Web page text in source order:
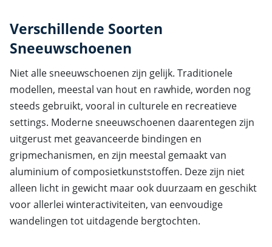
Verschillende Soorten
Sneeuwschoenen
Niet alle sneeuwschoenen zijn gelijk. Traditionele
modellen, meestal van hout en rawhide, worden nog
steeds gebruikt, vooral in culturele en recreatieve
settings. Moderne sneeuwschoenen daarentegen zijn
uitgerust met geavanceerde bindingen en
gripmechanismen, en zijn meestal gemaakt van
aluminium of composietkunststoffen. Deze zijn niet
alleen licht in gewicht maar ook duurzaam en geschikt
voor allerlei winteractiviteiten, van eenvoudige
wandelingen tot uitdagende bergtochten.